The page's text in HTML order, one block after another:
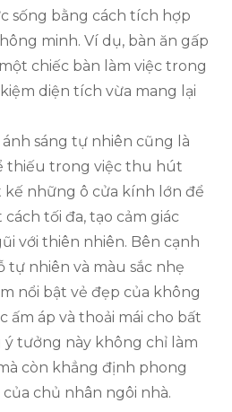
sống bằng cách tích hợp
minh. Ví dụ, bàn ăn gấp
chiếc bàn làm việc trong
diện tích vừa mang lại
ánh sáng tự nhiên cũng là
thiếu trong việc thu hút
kế những ô cửa kính lớn để
tối đa, tạo cảm giác
với thiên nhiên. Bên cạnh
tự nhiên và màu sắc nhẹ
nổi bật vẻ đẹp của không
ấm áp và thoải mái cho bất
ý tưởng này không chỉ làm
còn khẳng định phong
chủ nhân ngôi nhà.